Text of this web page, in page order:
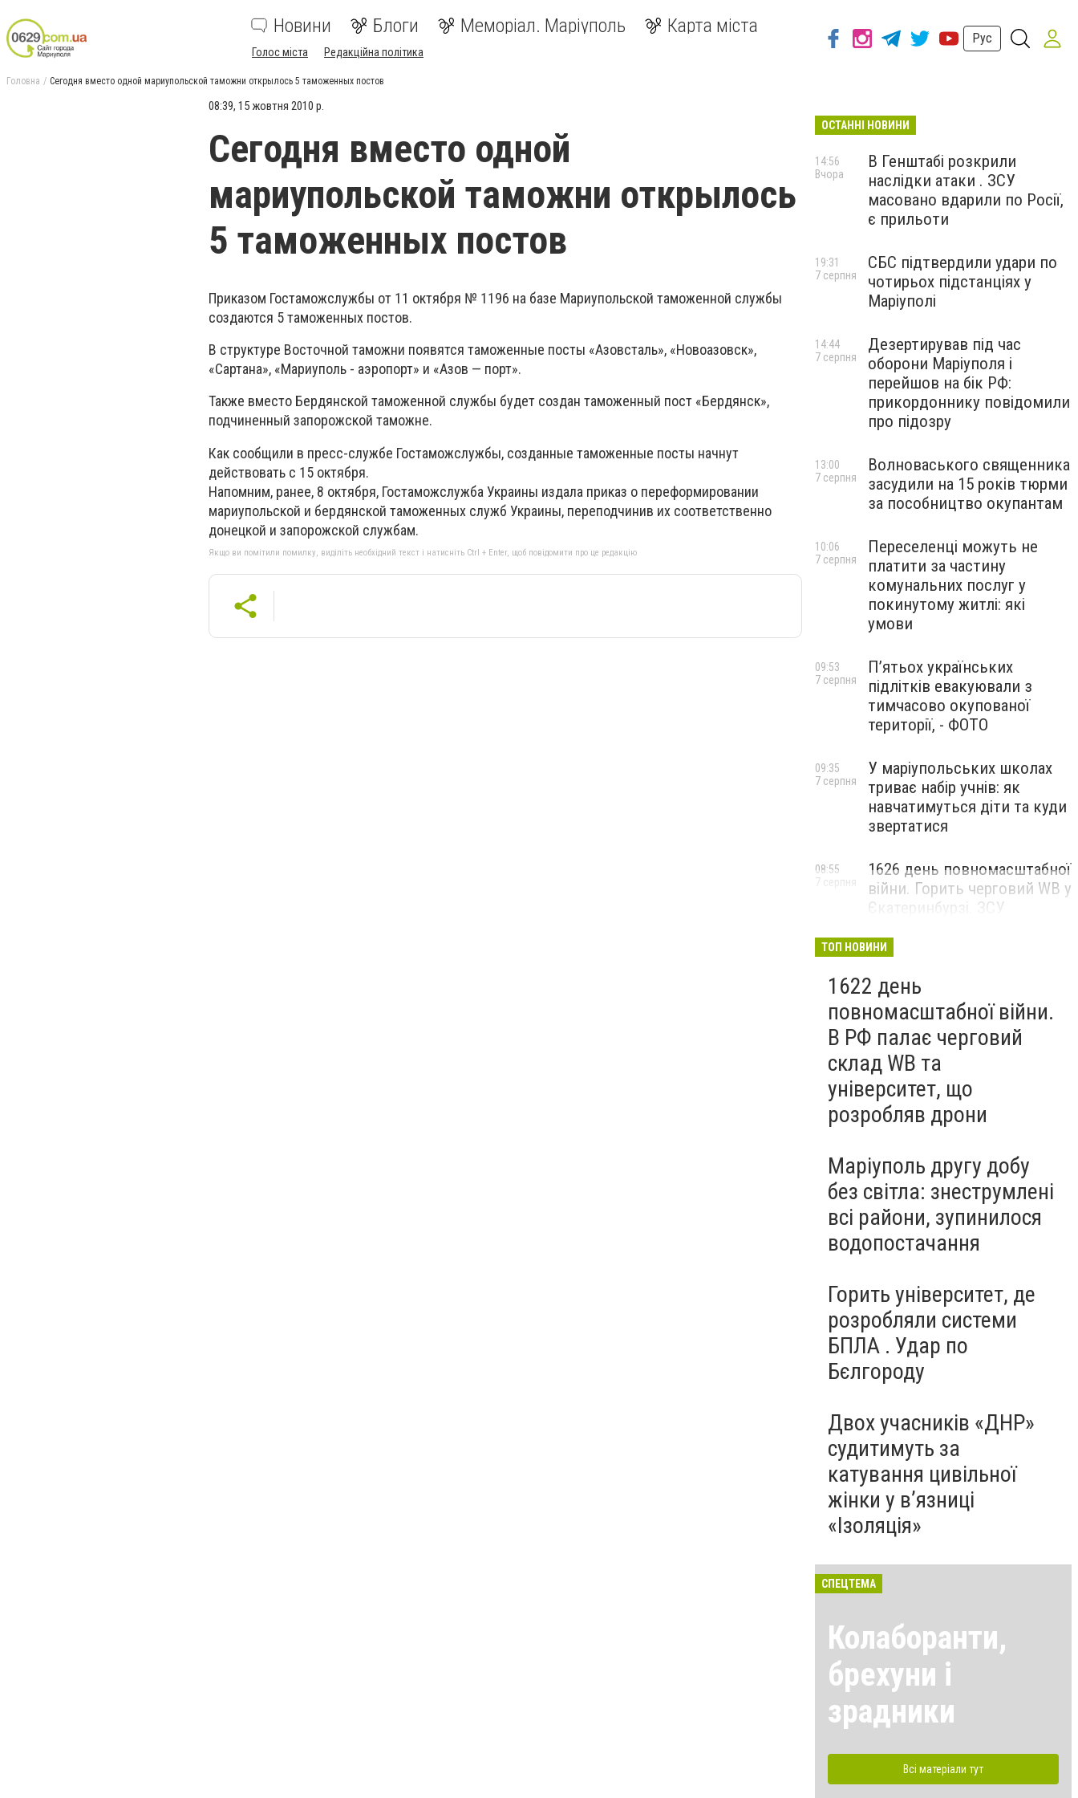
Новини Блоги Меморіал. Маріуполь Карта міста
Голос міста Редакційна політика
Рус
Головна Сегодня вместо одной мариупольской таможни открылось 5 таможенных постов
08:39, 15 жовтня 2010 р.
Сегодня вместо одной
мариупольской таможни открылось
5 таможенных постов
Приказом Гостаможслужбы от 11 октября № 1196 на базе Мариупольской таможенной службы
создаются 5 таможенных постов.
В структуре Восточной таможни появятся таможенные посты «Азовсталь», «Новоазовск»,
«Сартана», «Мариуполь - аэропорт» и «Азов — порт».
Также вместо Бердянской таможенной службы будет создан таможенный пост «Бердянск»,
подчиненный запорожской таможне.
Как сообщили в пресс-службе Гостаможслужбы, созданные таможенные посты начнут
действовать с 15 октября.
Напомним, ранее, 8 октября, Гостаможслужба Украины издала приказ о переформировании
мариупольской и бердянской таможенных служб Украины, переподчинив их соответственно
донецкой и запорожской службам.
Якщо ви помітили помилку, виділіть необхідний текст і натисніть Ctrl + Enter, щоб повідомити про це редакцію
ОСТАННІ НОВИНИ
В Генштабі розкрили
наслідки атаки . ЗСУ
масовано вдарили по Росії,
є прильоти
14:56
Вчора
СБС підтвердили удари по
чотирьох підстанціях у
Маріуполі
19:31
7 серпня
Дезертирував під час
оборони Маріуполя і
перейшов на бік РФ:
прикордоннику повідомили
про підозру
14:44
7 серпня
Волноваського священника
засудили на 15 років тюрми
за пособництво окупантам
13:00
7 серпня
Переселенці можуть не
платити за частину
комунальних послуг у
покинутому житлі: які
умови
10:06
7 серпня
П’ятьох українських
підлітків евакуювали з
тимчасово окупованої
території, - ФОТО
09:53
7 серпня
У маріупольських школах
триває набір учнів: як
навчатимуться діти та куди
звертатися
09:35
7 серпня
1626 день повномасштабної
війни. Горить черговий WB у
Єкатеринбурзі. ЗСУ
Маріуполі
08:55
7 серпня
ТОП НОВИНИ
1622 день
повномасштабної війни.
В РФ палає черговий
склад WB та
університет, що
розробляв дрони
Маріуполь другу добу
без світла: знеструмлені
всі райони, зупинилося
водопостачання
Горить університет, де
розробляли системи
БПЛА . Удар по
Бєлгороду
Двох учасників «ДНР»
судитимуть за
катування цивільної
жінки у в’язниці
«Ізоляція»
СПЕЦТЕМА
Колаборанти,
брехуни і
зрадники
Всі матеріали тут